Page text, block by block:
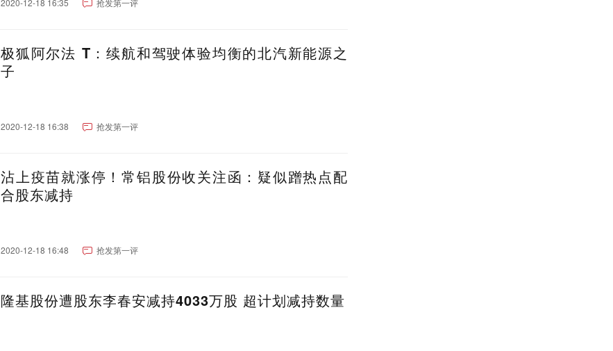
极狐阿尔法 T：续航和驾驶体验均衡的北汽新能源之
子
2020-12-18 16:38 抢发第一评
沾上疫苗就涨停！常铝股份收关注函：疑似蹭热点配
合股东减持
2020-12-18 16:48 抢发第一评
隆基股份遭股东李春安减持4033万股 超计划减持数量